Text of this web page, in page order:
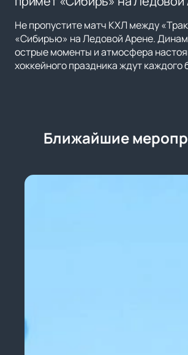
Не пропустите матч КХЛ между
«Сибирью» на Ледовой Арене.
острые моменты и атмосфера
хоккейного праздника ждут каждого
Ближайшие